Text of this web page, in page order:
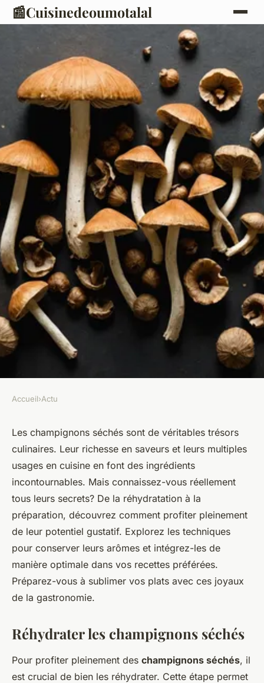
📰Cuisinedeoumotalal
Découvrez les secrets
culinaires des champignons
séchés
Nicolas•17 septembre 2024 •4 min de lecture
Accueil›Actu
Les champignons séchés sont de véritables trésors
culinaires. Leur richesse en saveurs et leurs multiples
usages en cuisine en font des ingrédients
incontournables. Mais connaissez-vous réellement
tous leurs secrets? De la réhydratation à la
préparation, découvrez comment profiter pleinement
de leur potentiel gustatif. Explorez les techniques
pour conserver leurs arômes et intégrez-les de
manière optimale dans vos recettes préférées.
Préparez-vous à sublimer vos plats avec ces joyaux
de la gastronomie.
Réhydrater les champignons séchés
Pour profiter pleinement des champignons séchés, il
est crucial de bien les réhydrater. Cette étape permet